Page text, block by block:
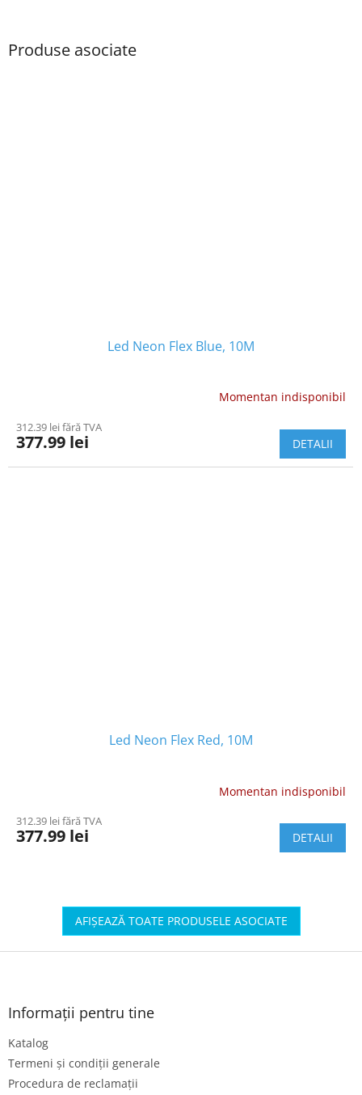
Produse asociate
Led Neon Flex Blue, 10M
Momentan indisponibil
312.39 lei fără TVA
377.99 lei DETALII
Led Neon Flex Red, 10M
Momentan indisponibil
312.39 lei fără TVA
377.99 lei DETALII
AFIŞEAZĂ TOATE PRODUSELE ASOCIATE
S
Informații pentru tine
Katalog
Termeni și condiții generale
Procedura de reclamații